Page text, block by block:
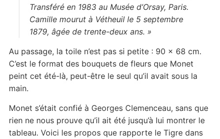
Transféré en 1983 au Musée d’Orsay, Paris.
Camille mourut à Vétheuil le 5 septembre
1879, âgée de trente-deux ans. »
Au passage, la toile n’est pas si petite : 90 x 68 cm.
C’est le format des bouquets de fleurs que Monet
peint cet été-là, peut-être le seul qu’il avait sous la
main.
Monet s’était confié à Georges Clemenceau, sans que
rien ne nous prouve qu’il ait été jusqu’à lui montrer le
tableau. Voici les propos que rapporte le Tigre dans